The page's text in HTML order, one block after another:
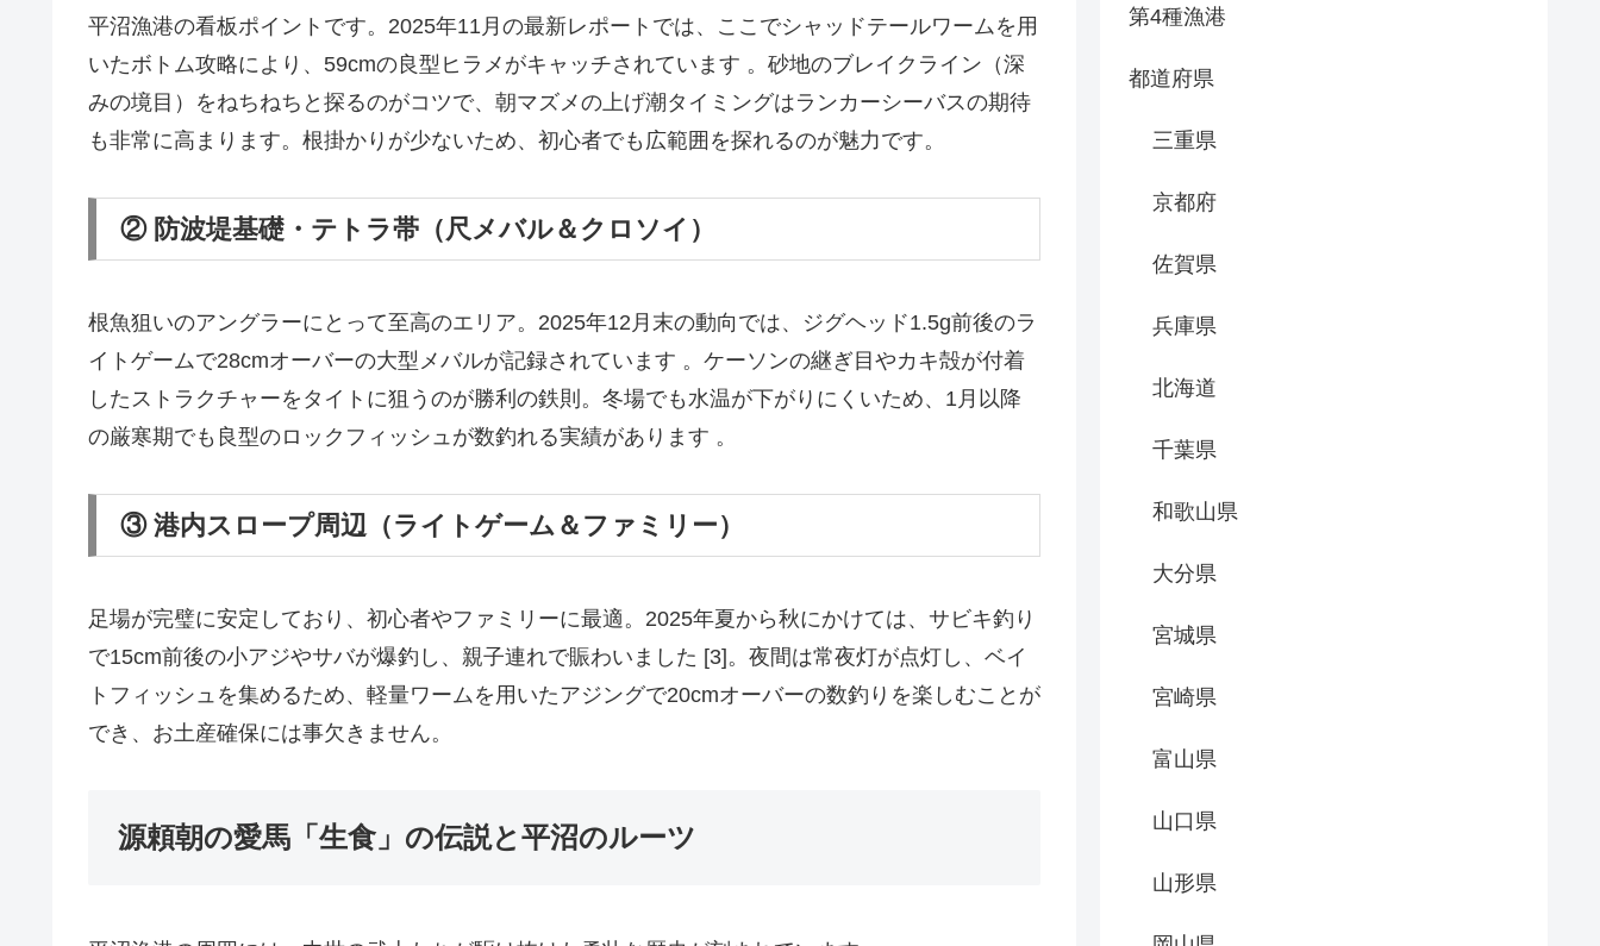
平沼漁港の看板ポイントです。2025年11月の最新レポートでは、ここでシャッドテールワームを用
いたボトム攻略により、59cmの良型ヒラメがキャッチされています 。砂地のブレイクライン（深
みの境目）をねちねちと探るのがコツで、朝マズメの上げ潮タイミングはランカーシーバスの期待
も非常に高まります。根掛かりが少ないため、初心者でも広範囲を探れるのが魅力です。
② 防波堤基礎・テトラ帯（尺メバル＆クロソイ）
根魚狙いのアングラーにとって至高のエリア。2025年12月末の動向では、ジグヘッド1.5g前後のラ
イトゲームで28cmオーバーの大型メバルが記録されています 。ケーソンの継ぎ目やカキ殻が付着
したストラクチャーをタイトに狙うのが勝利の鉄則。冬場でも水温が下がりにくいため、1月以降
の厳寒期でも良型のロックフィッシュが数釣れる実績があります 。
③ 港内スロープ周辺（ライトゲーム＆ファミリー）
足場が完璧に安定しており、初心者やファミリーに最適。2025年夏から秋にかけては、サビキ釣り
で15cm前後の小アジやサバが爆釣し、親子連れで賑わいました [3]。夜間は常夜灯が点灯し、ベイ
トフィッシュを集めるため、軽量ワームを用いたアジングで20cmオーバーの数釣りを楽しむことが
でき、お土産確保には事欠きません。
源頼朝の愛馬「生食」の伝説と平沼のルーツ
第4種漁港
都道府県
三重県
京都府
佐賀県
兵庫県
北海道
千葉県
和歌山県
大分県
宮城県
宮崎県
富山県
山口県
山形県